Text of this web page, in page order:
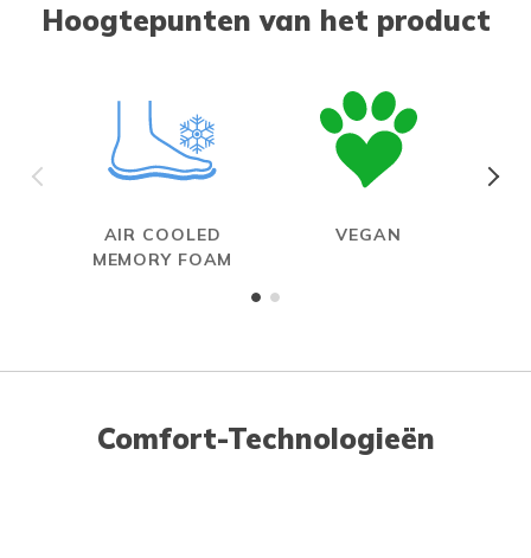
Hoogtepunten van het product
AIR COOLED
MEMORY FOAM
VEGAN
Comfort-Technologieën